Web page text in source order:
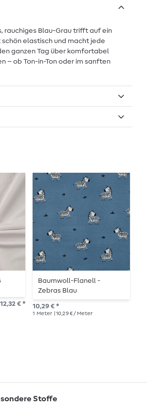
rauchiges Blau-Grau trifft auf ein
elastisch und macht jede
ganzen Tag über komfortabel
– ob Ton-in-Ton oder im sanften
€ *
Baumwoll-Flanell -
Zebras Blau
10,29 € *
1 Meter | 10,29 € / Meter
Stoffe